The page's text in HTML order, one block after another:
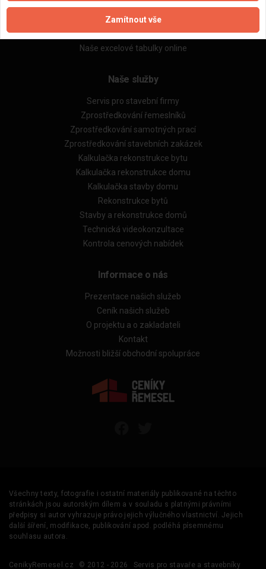
Obchodní podmínky (zprostředkování)
Obchodní podmínky (rozpočtování)
Reference
Naše excelové tabulky online
Naše služby
Servis pro stavební firmy
Zprostředkování řemeslníků
Zprostředkování samotných prací
Zprostředkování stavebních zakázek
Kalkulačka rekonstrukce bytu
Kalkulačka rekonstrukce domu
Kalkulačka stavby domu
Rekonstrukce bytů
Stavby a rekonstrukce domů
Technická videokonzultace
Kontrola cenových nabídek
Informace o nás
Prezentace našich služeb
Ceník našich služeb
O projektu a o zakladateli
Kontakt
Možnosti bližší obchodní spolupráce
Všechny texty, fotografie i ostatní materiály publikované na těchto
stránkách jsou autorským dílem a v souladu s platnými právními
předpisy si autor vyhrazuje právo jejich výlučného vlastnictví. Jejich
další šíření, modifikace, publikování apod. podléhá písemnému
souhlasu autora.
CenikyRemesel.cz © 2012 - 2026 Servis pro stavaře a stavebníky
Zamítnout vše